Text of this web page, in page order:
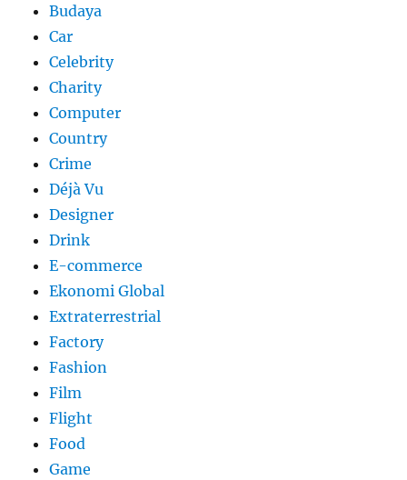
Budaya
Car
Celebrity
Charity
Computer
Country
Crime
Déjà Vu
Designer
Drink
E-commerce
Ekonomi Global
Extraterrestrial
Factory
Fashion
Film
Flight
Food
Game